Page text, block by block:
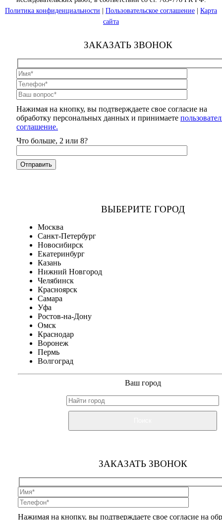
Политика конфиденциальности
Пользовательское соглашение
Карта
сайта
ЗАКАЗАТЬ ЗВОНОК
Нажимая на кнопку, вы подтверждаете свое согласие на
обработку персональных данных и принимаете
соглашение.
Что больше, 2 или 8?
ВЫБЕРИТЕ ГОРОД
Москва
Санкт-Петербург
Новосибирск
Екатеринбург
Казань
Нижний Новгород
Челябинск
Красноярск
Самара
Уфа
Ростов-на-Дону
Омск
Краснодар
Воронеж
Пермь
Волгоград
Ваш город
ЗАКАЗАТЬ ЗВОНОК
Нажимая на кнопку, вы подтверждаете свое согласие на